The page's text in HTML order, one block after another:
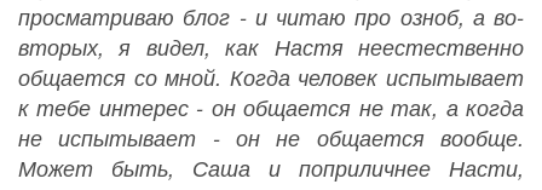
просматриваю блог - и читаю про озноб, а во-
вторых, я видел, как Настя неестественно
общается со мной. Когда человек испытывает
к тебе интерес - он общается не так, а когда
не испытывает - он не общается вообще.
Может быть, Саша и поприличнее Насти,